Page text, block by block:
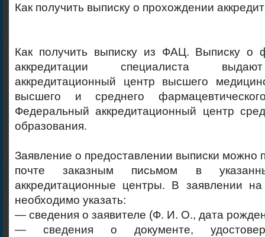
Как получить выписку о прохождении
Как получить выписку из ФАЦ. Выписку о
аккредитации специалиста
аккредитационный центр высшего
высшего и среднего
Федеральный аккредитационный центр
образования.
Заявление о предоставлении выписки можно
почте заказным письмом в
аккредитационные центры. В заявлении
необходимо указать:
— сведения о заявителе (Ф. И. О., дата
— сведения о документе,